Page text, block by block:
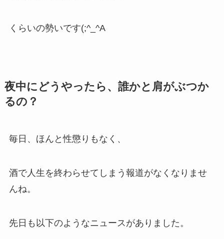
くらいの勢いです(;^_^A
夜中にどうやったら、誰かと肩がぶつか
るの？
毎日、ほんと性懲りもなく、
酒で人生を終わらせてしまう報道がなくなりませ
んね。
先日も以下のようなニュースがありました。